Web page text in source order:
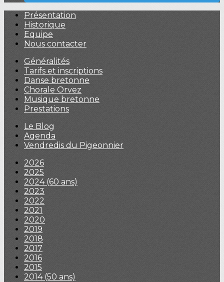
Présentation
Historique
Equipe
Nous contacter
Généralités
Tarifs et inscriptions
Danse bretonne
Chorale Orvez
Musique bretonne
Prestations
Le Blog
Agenda
Vendredis du Pigeonnier
2026
2025
2024 (60 ans)
2023
2022
2021
2020
2019
2018
2017
2016
2015
2014 (50 ans)